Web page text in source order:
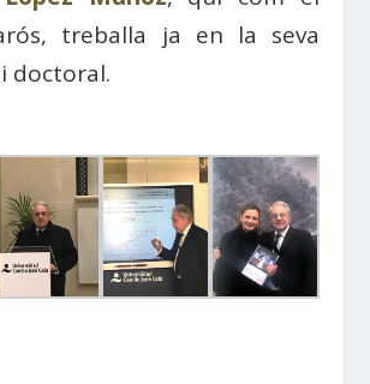
treballa ja en la seva
doctoral.